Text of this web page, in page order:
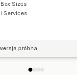
Sizes
Services
próbna